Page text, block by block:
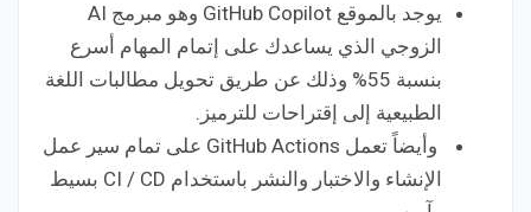
يوجد بالموقع GitHub Copilot وهو مبرمج AI
الزوجي الذي يساعدك على إتمام المهام أسرع
بنسبة 55% وذلك عن طريق تحويل مطالبات اللغة
الطبيعية إلى إقتراحات للترميز.
وأيضاً تعمل GitHub Actions على تمام سير عمل
الإنشاء والاختبار والنشر باستخدام CI / CD بسيط